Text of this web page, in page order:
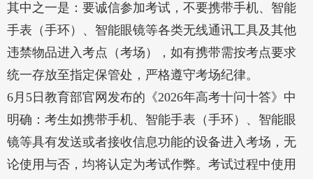
其中之一是：要诚信参加考试，不要携带手机、智能
手表（手环）、智能眼镜等各类无线通讯工具及其他
违禁物品进入考点（考场），如有携带需按考点要求
统一存放至指定保管处，严格遵守考场纪律。
6月5日教育部官网发布的《2026年高考十问十答》中
明确：考生如携带手机、智能手表（手环）、智能眼
镜等具有发送或者接收信息功能的设备进入考场，无
论使用与否，均将认定为考试作弊。考试过程中使用